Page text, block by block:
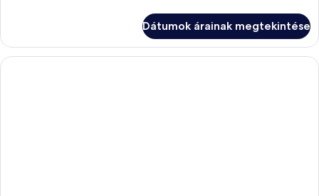
Dátumok árainak megtekintése